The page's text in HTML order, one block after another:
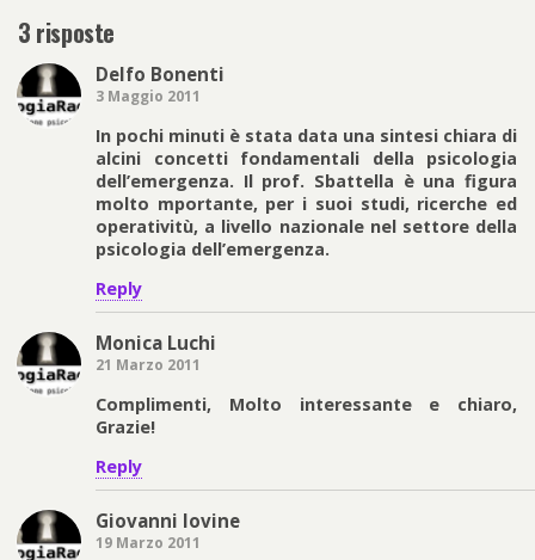
3 risposte
Delfo Bonenti
3 Maggio 2011
In pochi minuti è stata data una sintesi chiara di
alcini concetti fondamentali della psicologia
dell’emergenza. Il prof. Sbattella è una figura
molto mportante, per i suoi studi, ricerche ed
operativitù, a livello nazionale nel settore della
psicologia dell’emergenza.
Reply
Monica Luchi
21 Marzo 2011
Complimenti, Molto interessante e chiaro,
Grazie!
Reply
Giovanni Iovine
19 Marzo 2011